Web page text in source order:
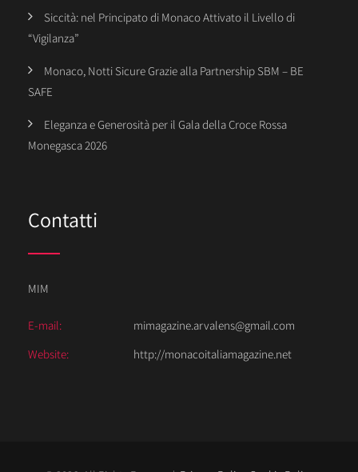
Siccità: nel Principato di Monaco Attivato il Livello di
“Vigilanza”
Monaco, Notti Sicure Grazie alla Partnership SBM – BE
SAFE
Eleganza e Generosità per il Gala della Croce Rossa
Monegasca 2026
Contatti
MIM
E-mail:
mimagazine.arvalens@gmail.com
Website:
http://monacoitaliamagazine.net